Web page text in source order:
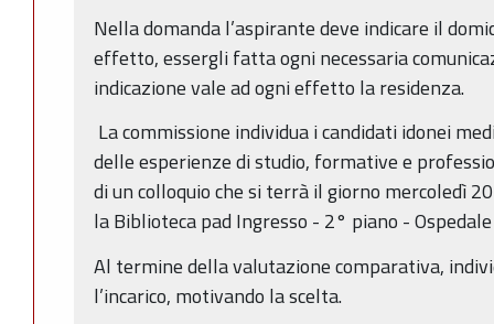
Nella domanda l’aspirante deve indicare il
effetto, essergli fatta ogni necessaria
indicazione vale ad ogni effetto la residenza.
La commissione individua i candidati idonei
delle esperienze di studio, formative e
di un colloquio che si terrà il giorno mercoledì
la Biblioteca pad Ingresso - 2° piano -
Al termine della valutazione comparativa,
l’incarico, motivando la scelta.